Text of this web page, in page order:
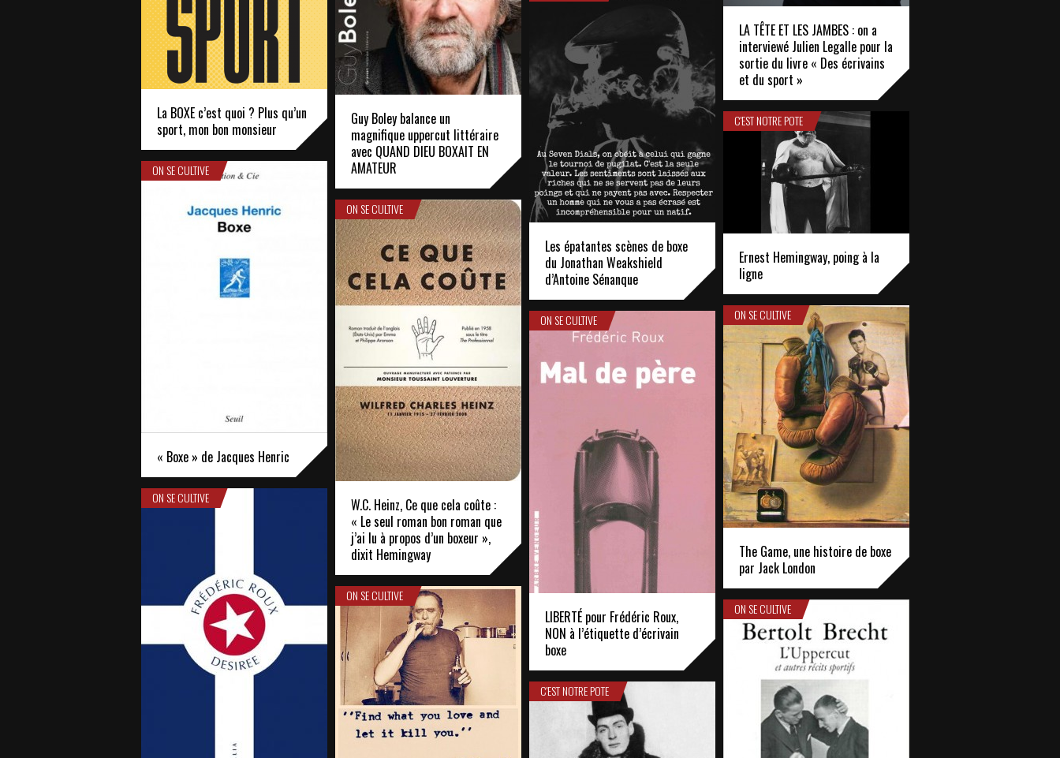
LA TÊTE ET LES JAMBES : on a
interviewé Julien Legalle pour la
sortie du livre « Des écrivains
et du sport »
Guy Boley balance un
magnifique uppercut littéraire
avec QUAND DIEU BOXAIT EN
AMATEUR
La BOXE c’est quoi ? Plus qu’un
sport, mon bon monsieur
Les épatantes scènes de boxe
du Jonathan Weakshield
d’Antoine Sénanque
C'EST NOTRE POTE
Ernest Hemingway, poing à la
ligne
ON SE CULTIVE
« Boxe » de Jacques Henric
ON SE CULTIVE
W.C. Heinz, Ce que cela coûte :
« Le seul roman bon roman que
j’ai lu à propos d’un boxeur »,
dixit Hemingway
ON SE CULTIVE
The Game, une histoire de boxe
par Jack London
ON SE CULTIVE
LIBERTÉ pour Frédéric Roux,
NON à l’étiquette d’écrivain
boxe
ON SE CULTIVE
ON SE CULTIVE
ON SE CULTIVE
C'EST NOTRE POTE